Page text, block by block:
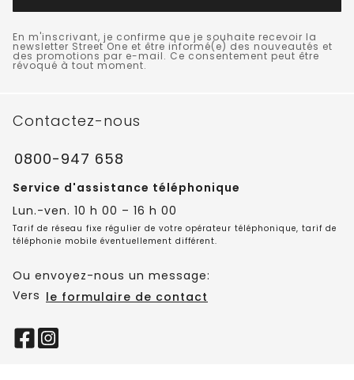
En m'inscrivant, je confirme que je souhaite recevoir la
newsletter Street One et être informé(e) des nouveautés et
des promotions par e-mail. Ce consentement peut être
révoqué à tout moment.
Contactez-nous
0800-947 658
Service d'assistance téléphonique
Lun.-ven. 10 h 00 – 16 h 00
Tarif de réseau fixe régulier de votre opérateur téléphonique, tarif de
téléphonie mobile éventuellement différent.
Ou envoyez-nous un message:
Vers le formulaire de contact